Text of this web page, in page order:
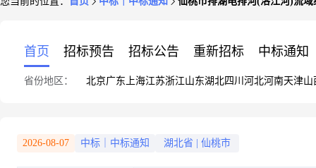
首页 招标预告 招标公告 重新招标 中标通知
省份地区： 北京广东 上海江苏浙江山东湖北四川 河北河南天津山
2026-08-07 中标｜中标通知 湖北省 仙桃市